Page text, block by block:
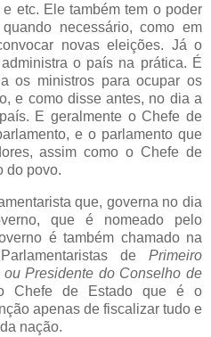
etc. Ele também tem o poder
necessário, como em
novas eleições. Já o
o país na prática. É
os ministros para ocupar os
e como disse antes, no dia a
E geralmente o Chefe de
e o parlamento que
assim como o Chefe de
do povo.
que, governa no dia
que é nomeado pelo
é também chamado na
de Primeiro
Presidente do Conselho de
Chefe de Estado que é o
apenas de fiscalizar tudo e
nação.